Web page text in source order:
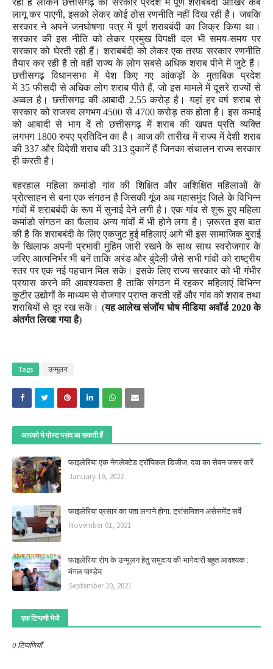
रही है लेकिन छत्तीसगढ़ की सरकार प्रदेश में पूर्ण शराबबंदी आखिर कब
लागू कर पाएगी,इसको लेकर कोई ठोस रणनीति नहीं दिख रही है। जबकि
सरकार ने अपने जनघोषणा पत्र में पूर्ण शराबबंदी का जिक्र किया था।
सरकार की इस नीति को लेकर प्रमुख विपक्षी दल भी समय-समय पर
सरकार को घेरती रही हैं। शराबबंदी को लेकर एक तरफ सरकार रणनीति
तैयार कर रही है तो वहीं राज्य के लोग सबसे अधिक शराब पीने में जुटे हैं।
छत्तीसगढ़ विधानसभा में पेश किए गए आंकड़ों के मुताबिक प्रदेश
में 35फीसदी से अधिक लोग शराब पीते हैं,जो इस मामले में दूसरे राज्यों से
अव्वल है। छत्तीसगढ़ की आबादी 2.55करोड़ है। यहां हर वर्ष शराब से
सरकार को राजस्व लगभग4500से 4700करोड़ तक होता है। इस कमाई
को आबादी से भाग दें तो छत्तीसगढ़ में शराब की खपत प्रति व्यक्ति
लगभग 1800रुपए प्रतिदिन का है। आज की तारीख में राज्य में देशी शराब
की337और विदेशी शराब की313दुकानें हैं जिनका संचालन राज्य सरकार
ही करती है।
बहरहाल महिला कमांडो गांव की शिक्षित और अशिक्षित महिलाओं के
प्रोत्साहन से बना एक संगठन है जिसकी गूंज अब महासमुंद जिले के विभिन्न
गांवों में शराबबंदी के रूप में सुनाई देने लगी है। एक गांव से शुरू हुए महिला
कमांडो संगठन का फैलाव अन्य गांवों में भी होने लगा है। ज़रूरत इस बात
की है कि शराबबंदी के लिए एकजुट हुई महिलाएं आगे भी इस सामाजिक बुराई
के खिलाफ अपनी प्रभावी मुहिम जारी रखने के साथ साथ स्वरोजगार के
जरिए आत्मनिर्भर भी बनें ताकि अरंड और बुंदेली जैसे सभी गांवों को राष्ट्रीय
स्तर पर एक नई पहचान मिल सके। इसके लिए राज्य सरकार को भी गंभीर
प्रयास करने की आवश्यकता है ताकि संगठन में रहकर महिलाएं विभिन्न
कुटीर उद्योगों के माध्यम से रोजगार प्राप्त करती रहें और गांव को शराब तथा
शराबियों से दूर रख सकें। (यह आलेख संजॉय घोष मीडिया अवॉर्ड2020के
अंतर्गत लिखा गया है)
Tags उन्मूलन
आपको ये पोस्ट पसंद आ सकती हैं
फाइलेरिया एक नेगलेक्टेड ट्रॉपिकल डिजीज, दवा का सेवन जरूर करें
January 19, 2022
फाइलेरिया प्रसार का पता लगाने होगा: ट्रांसमिशन असेसमेंट सर्वे
November 01, 2021
फाइलेरिया रोग के उन्मूलन हेतु समुदाय की भागेदारी बहुत आवश्यक :
मंगल पाण्डेय
September 20, 2021
एक टिप्पणी भेजें
0 टिप्पणियाँ